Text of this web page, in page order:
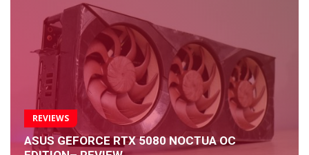
REVIEWS
ASUS GEFORCE RTX 5080 NOCTUA OC